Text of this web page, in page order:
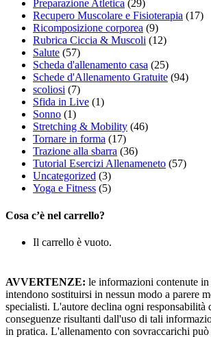
Preparazione Atletica (29)
Recupero Muscolare e Fisioterapia (17)
Ricomposizione corporea (9)
Rubrica Ciccia & Muscoli (12)
Salute (57)
Scheda d'allenamento casa (25)
Schede d'Allenamento Gratuite (94)
scoliosi (7)
Sfida in Live (1)
Sonno (1)
Stretching & Mobility (46)
Tornare in forma (17)
Trazione alla sbarra (36)
Tutorial Esercizi Allenameneto (57)
Uncategorized (3)
Yoga e Fitness (5)
Cosa c’è nel carrello?
Il carrello è vuoto.
AVVERTENZE: le informazioni contenute in
intendono sostituirsi in nessun modo a parere
specialisti. L'autore declina ogni responsabilità
conseguenze risultanti dall'uso di tali
in pratica. L'allenamento con sovraccarichi